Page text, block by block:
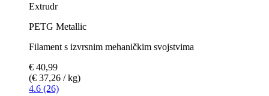
Extrudr
PETG Metallic
Filament s izvrsnim mehaničkim svojstvima
€ 40,99
(€ 37,26 / kg)
4.6 (26)